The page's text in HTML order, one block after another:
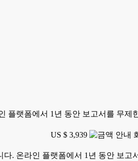
플랫폼에서 1년 동안 보고서를 무제
US $ 3,939
. 온라인 플랫폼에서 1년 동안 보고